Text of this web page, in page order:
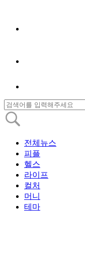
전체뉴스
피플
헬스
라이프
컬처
머니
테마